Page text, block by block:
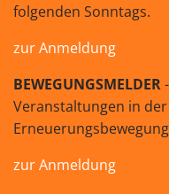
folgenden Sonntags.
zur Anmeldung
BEWEGUNGSMELDER
Veranstaltungen in
zur Anmeldung